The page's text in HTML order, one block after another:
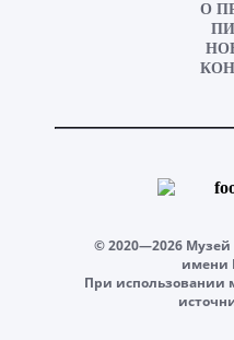
О
© 2020—2026 Музей
имени
При использовании